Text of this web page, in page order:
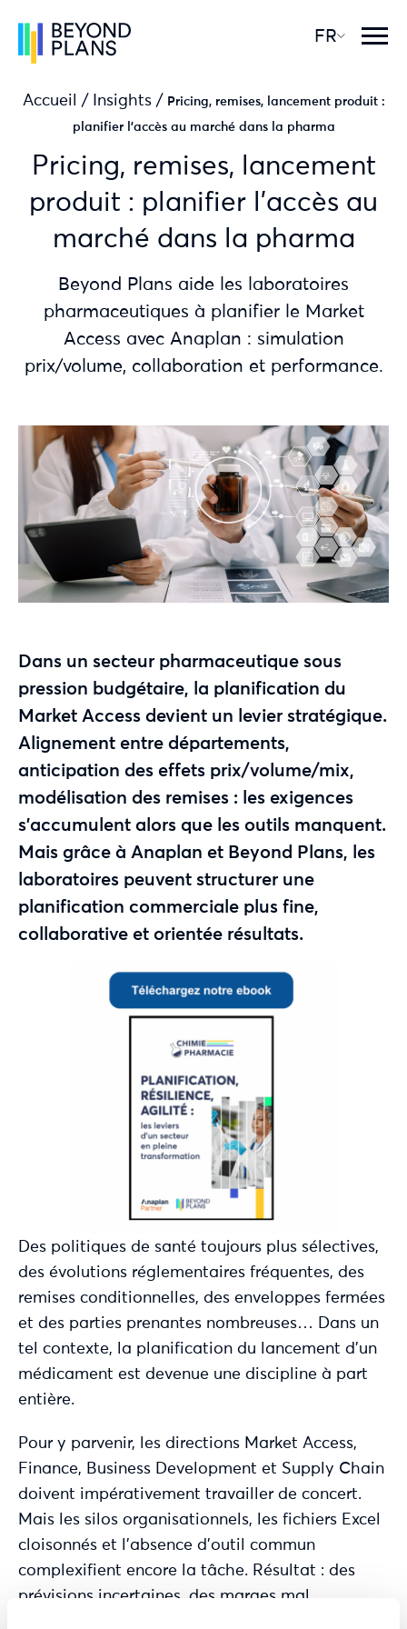
FR
Accueil / Insights/ Pricing, remises, lancement produit :
planifier l’accès au marché dans la pharma
Pricing, remises, lancement
produit : planifier l’accès au
marché dans la pharma
Beyond Plans aide les laboratoires
pharmaceutiques à planifier le Market
Access avec Anaplan : simulation
prix/volume, collaboration et performance.
Dans un secteur pharmaceutique sous
pression budgétaire, la planification du
Market Access devient un levier stratégique.
Alignement entre départements,
anticipation des effets prix/volume/mix,
modélisation des remises : les exigences
s’accumulent alors que les outils manquent.
Mais grâce à Anaplan et Beyond Plans, les
laboratoires peuvent structurer une
planification commerciale plus fine,
collaborative et orientée résultats.
Des politiques de santé toujours plus sélectives,
des évolutions réglementaires fréquentes, des
remises conditionnelles, des enveloppes fermées
et des parties prenantes nombreuses… Dans un
tel contexte, la planification du lancement d’un
médicament est devenue une discipline à part
entière.
Pour y parvenir, les directions Market Access,
Finance, Business Development et Supply Chain
doivent impérativement travailler de concert.
Mais les silos organisationnels, les fichiers Excel
cloisonnés et l’absence d’outil commun
complexifient encore la tâche. Résultat : des
prévisions incertaines, des marges mal